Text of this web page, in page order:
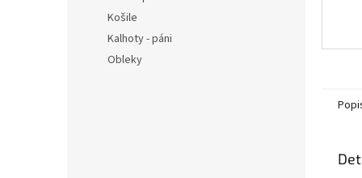
Košile
Kalhoty - páni
Obleky